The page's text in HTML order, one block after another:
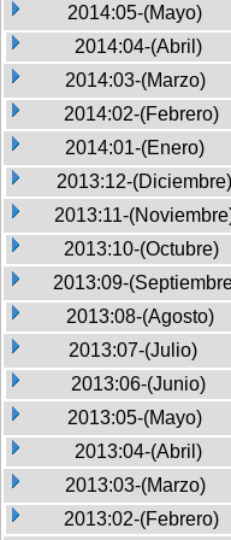
2014:05-(Mayo)
2014:04-(Abril)
2014:03-(Marzo)
2014:02-(Febrero)
2014:01-(Enero)
2013:12-(Diciembre)
2013:11-
2013:10-(Octubre)
2013:09-
2013:08-(Agosto)
2013:07-(Julio)
2013:06-(Junio)
2013:05-(Mayo)
2013:04-(Abril)
2013:03-(Marzo)
2013:02-(Febrero)